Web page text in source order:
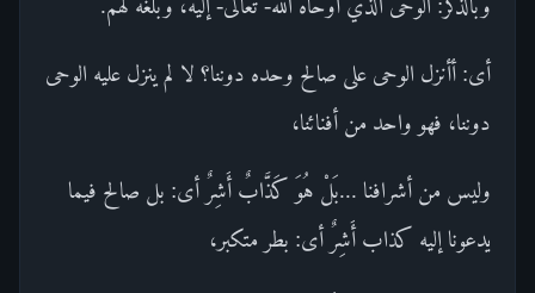
وبالذكر: الوحى الذي أوحاه الله- تعالى- إليه، وبلغه لهم.
أى: أأنزل الوحى على صالح وحده دوننا؟ لا لم ينزل عليه الوحى
دوننا، فهو واحد من أفنائنا،
وليس من أشرافنا ...بَلْ هُوَ كَذَّابٌ أَشِرٌ أى: بل صالح فيما
يدعونا إليه كذاب أَشِرٌ أى: بطر متكبر،